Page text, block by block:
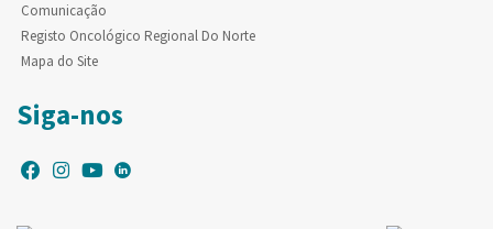
Comunicação
Registo Oncológico Regional Do Norte
Mapa do Site
Siga-nos